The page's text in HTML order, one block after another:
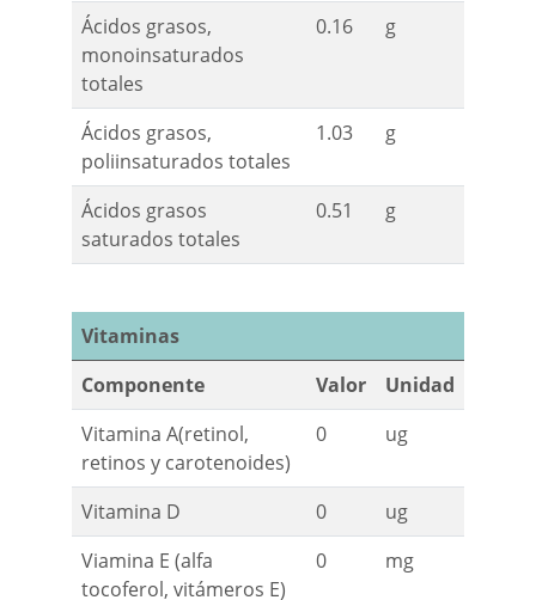
Ácidos grasos,
monoinsaturados
totales
0.16 g
Ácidos grasos,
poliinsaturados totales
1.03 g
Ácidos grasos
saturados totales
0.51 g
Vitaminas
Componente
Valor
Unidad
Vitamina A(retinol,
retinos y carotenoides)
0 ug
Vitamina D 0
ug
Viamina E (alfa
tocoferol, vitámeros E)
0 mg